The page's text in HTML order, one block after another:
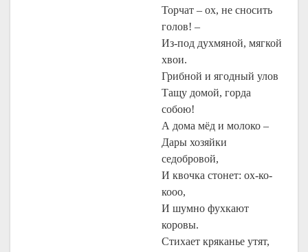
Торчат – ох, не сносить
голов! –
Из-под духмяной, мягкой
хвои.
Грибной и ягодный улов
Тащу домой, горда
собою!
А дома мёд и молоко –
Дары хозяйки
седобровой,
И квочка стонет: ох-ко-
кооо,
И шумно фухкают
коровы.
Стихает кряканье утят,